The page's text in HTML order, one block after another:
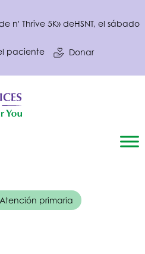
n' Thrive 5K» deHSNT, el sábado
paciente Donar
Atención primaria